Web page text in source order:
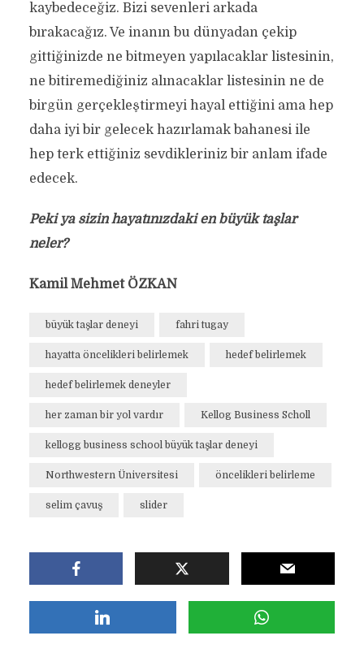
kaybedeceğiz. Bizi sevenleri arkada
bırakacağız. Ve inanın bu dünyadan çekip
gittiğinizde ne bitmeyen yapılacaklar listesinin,
ne bitiremediğiniz alınacaklar listesinin ne de
birgün gerçekleştirmeyi hayal ettiğini ama hep
daha iyi bir gelecek hazırlamak bahanesi ile
hep terk ettiğiniz sevdikleriniz bir anlam ifade
edecek.
Peki ya sizin hayatınızdaki en büyük taşlar
neler?
Kamil Mehmet ÖZKAN
büyük taşlar deneyi fahri tugay
hayatta öncelikleri belirlemek hedef belirlemek
hedef belirlemek deneyler
her zaman bir yol vardır Kellog Business Scholl
kellogg business school büyük taşlar deneyi
Northwestern Üniversitesi öncelikleri belirleme
selim çavuş slider